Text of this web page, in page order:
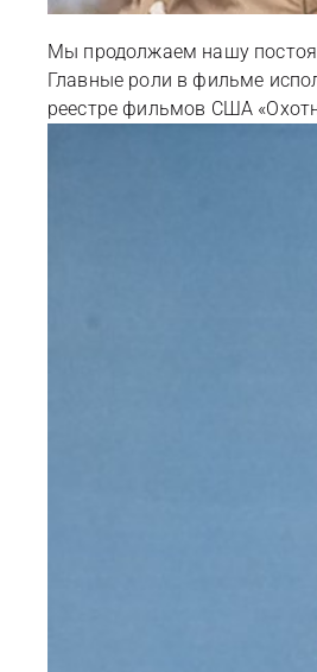
Мы продолжаем нашу
Главные роли в фильме
реестре фильмов США